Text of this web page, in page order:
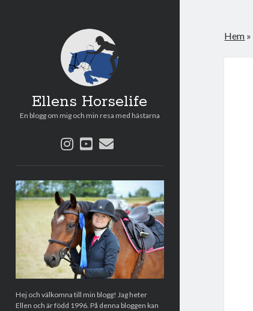
Ellens Horselife
En blogg om mig och min resa med hästarna
instagram
youtube
e-
Sidopanel
Hej och välkomna till min blogg! Jag heter
Ellen och är född 1996. På denna bloggen kan
Hem »